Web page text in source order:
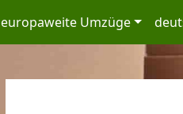
europaweite Umzüge